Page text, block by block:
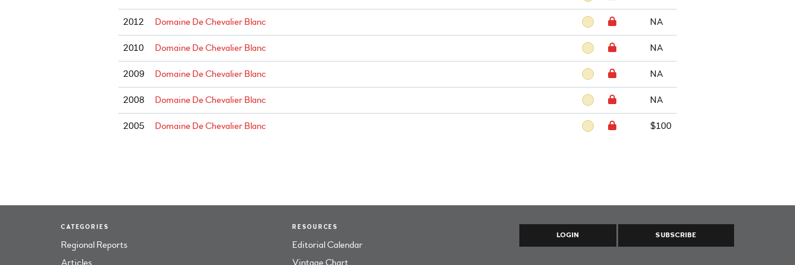
2012 Domaine De Chevalier Blanc NA
2010 Domaine De Chevalier Blanc NA
2009 Domaine De Chevalier Blanc NA
2008 Domaine De Chevalier Blanc NA
2005 Domaine De Chevalier Blanc $100
CATEGORIES
Regional Reports
Articles
RESOURCES
Editorial Calendar
Vintage Chart
LOGIN SUBSCRIBE